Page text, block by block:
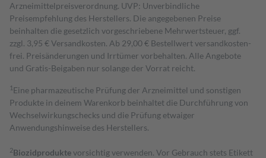
Arzneimittelpreisverordnung. UVP: Unverbindliche
Preisempfehlung des Herstellers. Die angegebenen Preise
beinhalten die gesetzlich vorgeschriebene Mehrwertsteuer, ggf.
zzgl. 3,95 € Versandkosten. Ab 29,00 € Bestell­wert versand­kosten­
frei. Preisänderungen und Irrtümer vorbehalten. Alle Angebote
und Gratis-Beigaben nur solange der Vorrat reicht.
1 Eine pharmazeutische Prüfung der Arzneimittel und sonstigen
Produkte in deinem Warenkorb beinhaltet die Durchführung von
Wechselwirkungschecks und die Prüfung etwaiger
Anwendungshinweise des Herstellers.
2Biozidproduktevorsichtig verwenden. Vor Gebrauch stets Etikett